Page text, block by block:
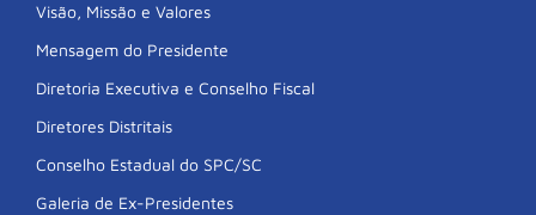
Visão, Missão e Valores
Mensagem do Presidente
Diretoria Executiva e Conselho Fiscal
Diretores Distritais
Conselho Estadual do SPC/SC
Galeria de Ex-Presidentes